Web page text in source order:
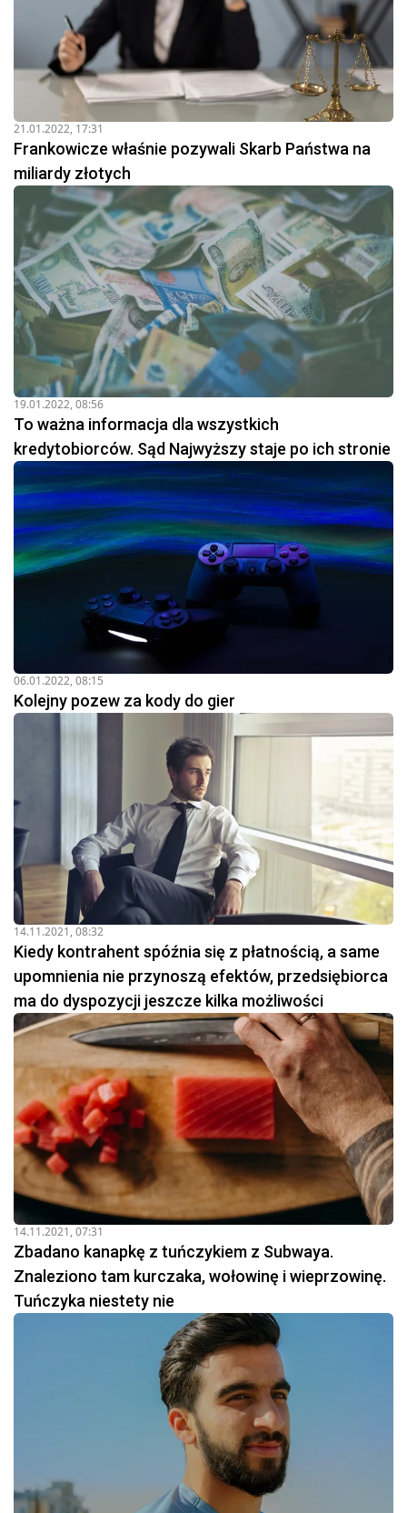
21.01.2022, 17:31
Frankowicze właśnie pozywali Skarb Państwa na
miliardy złotych
19.01.2022, 08:56
To ważna informacja dla wszystkich
kredytobiorców. Sąd Najwyższy staje po ich stronie
06.01.2022, 08:15
Kolejny pozew za kody do gier
14.11.2021, 08:32
Kiedy kontrahent spóźnia się z płatnością, a same
upomnienia nie przynoszą efektów, przedsiębiorca
ma do dyspozycji jeszcze kilka możliwości
14.11.2021, 07:31
Zbadano kanapkę z tuńczykiem z Subwaya.
Znaleziono tam kurczaka, wołowinę i wieprzowinę.
Tuńczyka niestety nie